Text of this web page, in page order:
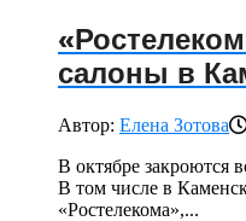
салоны в
Автор: Елена Зотова
В октябре закроются
В том числе в
«Ростелекома»,...